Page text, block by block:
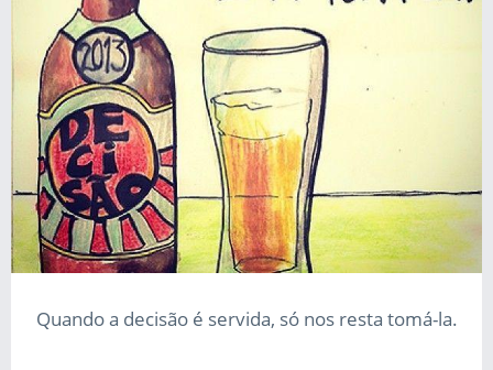
Quando a decisão é servida, só nos resta tomá-la.